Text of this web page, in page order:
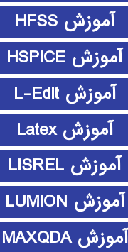
آموزش HFSS
آموزش HSPICE
آموزش L-Edit
آموزش Latex
آموزش LISREL
آموزش LUMION
آموزش MAXQDA